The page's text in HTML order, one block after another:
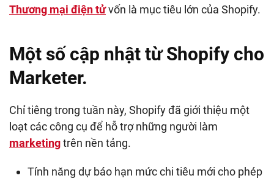
Thương mại điện tửvốn là mục tiêu lớn của Shopify.
Một số cập nhật từ Shopify cho
Marketer.
Chỉ tiêng trong tuần này, Shopify đã giới thiệu một
loạt các công cụ để hỗ trợ những người làm
marketingtrên nền tảng.
Tính năng dự báo hạn mức chi tiêu mới cho phép